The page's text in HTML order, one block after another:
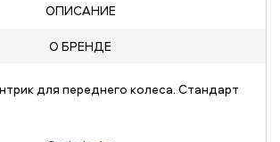
ОПИСАНИЕ
О БРЕНДЕ
для переднего колеса. Стандарт